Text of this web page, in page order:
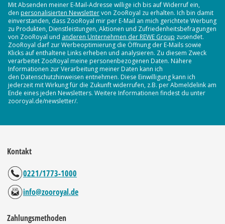
Mit Absenden meiner E-Mail-Adresse willige ich bis auf Widerruf ein,
den personalisierten Newslettervon ZooRoyal zu erhalten. Ich bin damit
einverstanden, dass ZooRoyal mir per E-Mail an mich gerichtete Werbung
zu Produkten, Dienstleistungen, Aktionen und Zufriedenheitsbefragungen
von ZooRoyal und anderen Unternehmen der REWE Group zusendet.
ZooRoyal darf zur Werbeoptimierung die Öffnung der E-Mails sowie
Klicks auf enthaltene Links erheben und analysieren. Zu diesem Zweck
verarbeitet ZooRoyal meine personenbezogenen Daten. Nähere
Informationen zur Verarbeitung meiner Daten kann ich
den Datenschutzhinweisen entnehmen. Diese Einwilligung kann ich
jederzeit mit Wirkung für die Zukunft widerrufen, z.B. per Abmeldelink am
Ende eines jeden Newsletters. Weitere Informationen findest du unter
zooroyal.de/newsletter/.
Kontakt
0221/1773-1000
info@zooroyal.de
Zahlungsmethoden